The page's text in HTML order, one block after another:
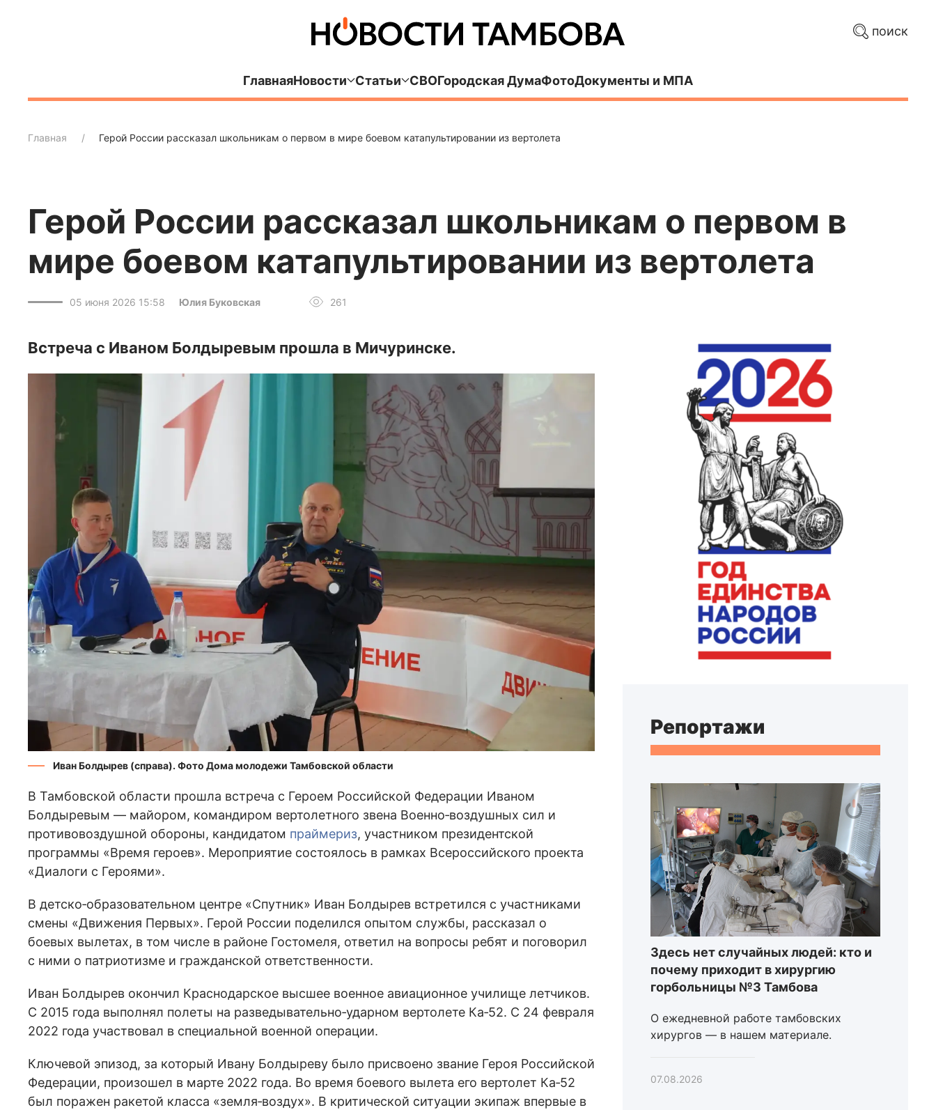
поиск
ГлавнаяНовости Статьи СВОГородская ДумаФотоДокументы и МПА
Главная Герой России рассказал школьникам о первом в мире боевом катапультировании из вертолета
Герой России рассказал школьникам о первом в
мире боевом катапультировании из вертолета
05 июня 2026 15:58 Юлия Буковская 261
Встреча с Иваном Болдыревым прошла в Мичуринске.
Иван Болдырев (справа). Фото Дома молодежи Тамбовской области
В Тамбовской области прошла встреча с Героем Российской Федерации Иваном
Болдыревым — майором, командиром вертолетного звена Военно‑воздушных сил и
противовоздушной обороны, кандидатом праймериз, участником президентской
программы «Время героев». Мероприятие состоялось в рамках Всероссийского проекта
«Диалоги с Героями».
В детско‑образовательном центре «Спутник» Иван Болдырев встретился с участниками
смены «Движения Первых». Герой России поделился опытом службы, рассказал о
боевых вылетах, в том числе в районе Гостомеля, ответил на вопросы ребят и поговорил
с ними о патриотизме и гражданской ответственности.
Иван Болдырев окончил Краснодарское высшее военное авиационное училище летчиков.
С 2015 года выполнял полеты на разведывательно‑ударном вертолете Ка‑52. С 24 февраля
2022 года участвовал в специальной военной операции.
Ключевой эпизод, за который Ивану Болдыреву было присвоено звание Героя Российской
Федерации, произошел в марте 2022 года. Во время боевого вылета его вертолет Ка‑52
был поражен ракетой класса «земля‑воздух». В критической ситуации экипаж впервые в
Репортажи
Здесь нет случайных людей: кто и
почему приходит в хирургию
горбольницы №3 Тамбова
О ежедневной работе тамбовских
хирургов — в нашем материале.
07.08.2026